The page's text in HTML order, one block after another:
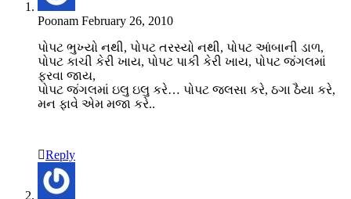
Poonam February 26, 2010
પોપટ ભુખ્યો નથી, પોપટ તરસ્યો નથી, પોપટ આંબાની ડાળ,
પોપટ કાચી કેરી ખાય, પોપટ પાકી કેરી ખાય, પોપટ જંગલમાં
ફરવા જાય,
પોપટ જંગલમાં ઇલુ ઇલુ કરે… પોપટ જલસા કરે, ઠગા ઠૈયા કરે,
મન ફાવે એમ મજા કરે..
Reply